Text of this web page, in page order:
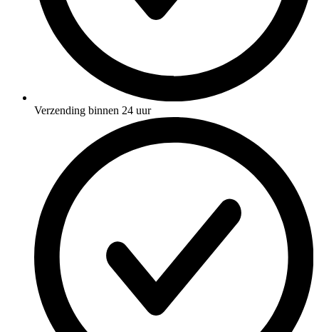
Verzending binnen 24 uur